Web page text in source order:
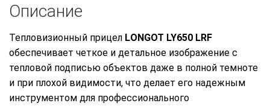
Описание
Тепловизионный прицел LONGOT LY650 LRF
обеспечивает четкое и детальное изображение с
тепловой подписью объектов даже в полной темноте
и при плохой видимости, что делает его надежным
инструментом для профессионального